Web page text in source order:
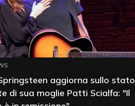
aggiorna sullo stato
di sua moglie Patti Scialfa: "Il